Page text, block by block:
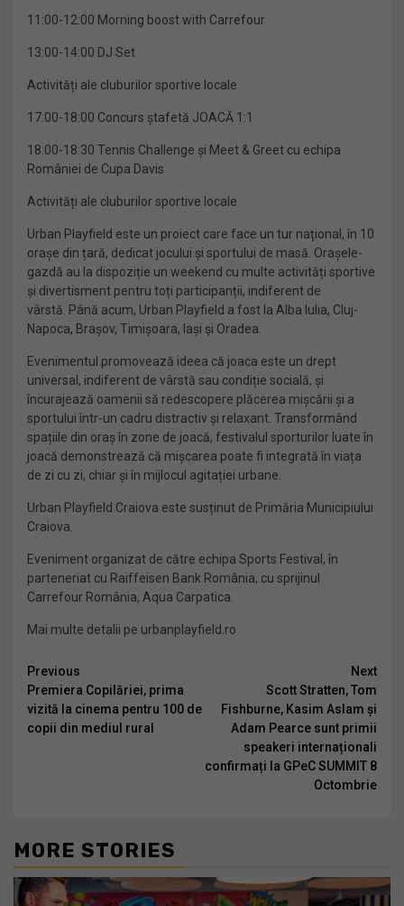
11:00-12:00 Morning boost with Carrefour
13:00-14:00 DJ Set
Activități ale cluburilor sportive locale
17:00-18:00 Concurs ștafetă JOACĂ 1:1
18:00-18:30 Tennis Challenge și Meet & Greet cu echipa
României de Cupa Davis
Activități ale cluburilor sportive locale
Urban Playfield este un proiect care face un tur național, în 10
orașe din țară, dedicat jocului și sportului de masă. Orașele-
gazdă au la dispoziție un weekend cu multe activități sportive
și divertisment pentru toți participanții, indiferent de
vârstă. Până acum, Urban Playfield a fost la Alba Iulia, Cluj-
Napoca, Brașov, Timișoara, Iași și Oradea.
Evenimentul promovează ideea că joaca este un drept
universal, indiferent de vârstă sau condiție socială, și
încurajează oamenii să redescopere plăcerea mișcării și a
sportului într-un cadru distractiv și relaxant. Transformând
spațiile din oraș în zone de joacă, festivalul sporturilor luate în
joacă demonstrează că mișcarea poate fi integrată în viața
de zi cu zi, chiar și în mijlocul agitației urbane.
Urban Playfield Craiova este susținut de Primăria Municipiului
Craiova.
Eveniment organizat de către echipa Sports Festival, în
parteneriat cu Raiffeisen Bank România, cu sprijinul
Carrefour România, Aqua Carpatica.
Mai multe detalii pe urbanplayfield.ro
Continue
Reading
Previous
Premiera Copilăriei, prima
vizită la cinema pentru 100 de
copii din mediul rural
Next
Scott Stratten, Tom
Fishburne, Kasim Aslam și
Adam Pearce sunt primii
speakeri internaționali
confirmați la GPeC SUMMIT 8
Octombrie
MORE STORIES